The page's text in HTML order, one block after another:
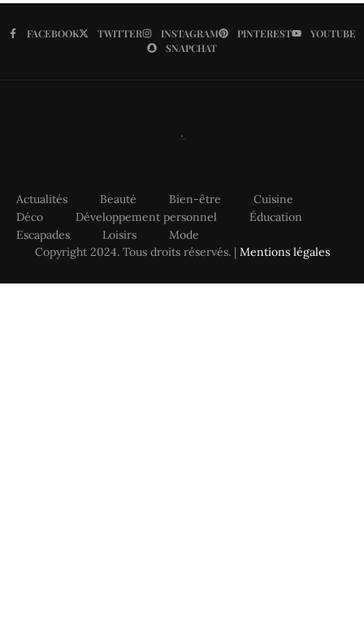
FACEBOOK TWITTER INSTAGRAM PINTEREST
YOUTUBE
SNAPCHAT
Actualités Beauté Bien-être
Cuisine
Déco
Développement personnel
Éducation
Escapades
Loisirs
Mode
Copyright 2024. Tous droits réservés. | Mentions légales